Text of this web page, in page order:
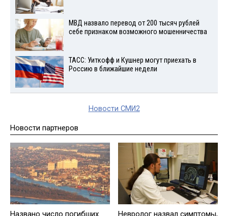
МВД назвало перевод от 200 тысяч рублей
себе признаком возможного мошенничества
ТАСС: Уиткофф и Кушнер могут приехать в
Россию в ближайшие недели
Новости СМИ2
Новости партнеров
Названо число погибших Невролог назвал симптомы,